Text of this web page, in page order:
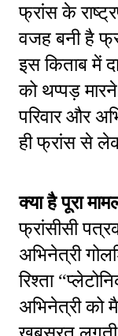
फ्रांस के
वजह बनी है
इस किताब में
को थप्पड़
परिवार और
ही फ्रांस से
क्या है पूरा
फ्रांसीसी
अभिनेत्री
रिश्ता
अभिनेत्री